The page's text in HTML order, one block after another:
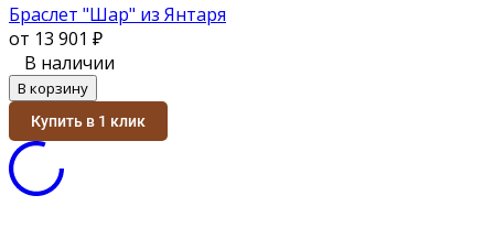
Браслет "Шар" из Янтаря
от 13 901
₽
В наличии
В корзину
Купить в 1 клик